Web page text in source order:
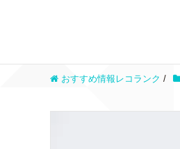
おすすめ情報レコランク /